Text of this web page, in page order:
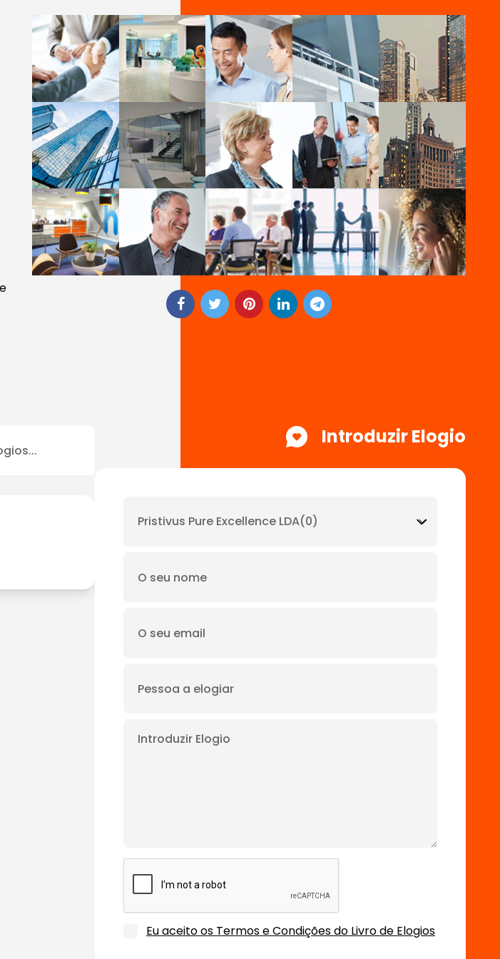
Introduzir Elogio
Eu aceito os Termos e Condições do Livro de Elogios